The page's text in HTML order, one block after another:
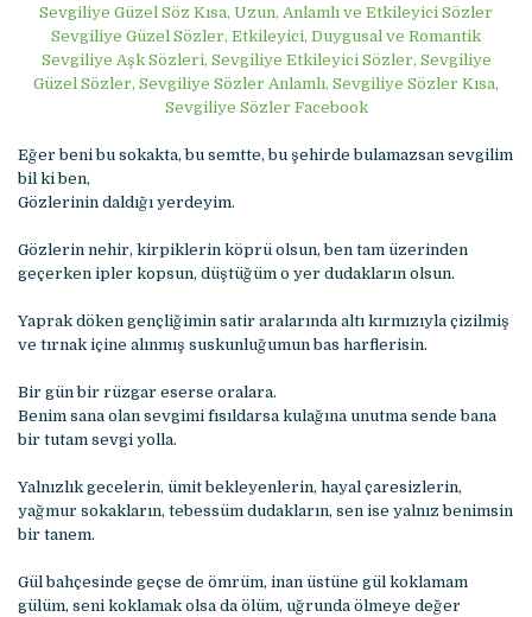
Sevgiliye Güzel Söz Kısa, Uzun, Anlamlı ve Etkileyici Sözler
Sevgiliye Güzel Sözler, Etkileyici, Duygusal ve Romantik
Sevgiliye Aşk Sözleri, Sevgiliye Etkileyici Sözler, Sevgiliye
Güzel Sözler, Sevgiliye Sözler Anlamlı, Sevgiliye Sözler Kısa,
Sevgiliye Sözler Facebook
Eğer beni bu sokakta, bu semtte, bu şehirde bulamazsan sevgilim
bil ki ben,
Gözlerinin daldığı yerdeyim.
Gözlerin nehir, kirpiklerin köprü olsun, ben tam üzerinden
geçerken ipler kopsun, düştüğüm o yer dudakların olsun.
Yaprak döken gençliğimin satir aralarında altı kırmızıyla çizilmiş
ve tırnak içine alınmış suskunluğumun bas harflerisin.
Bir gün bir rüzgar eserse oralara.
Benim sana olan sevgimi fısıldarsa kulağına unutma sende bana
bir tutam sevgi yolla.
Yalnızlık gecelerin, ümit bekleyenlerin, hayal çaresizlerin,
yağmur sokakların, tebessüm dudakların, sen ise yalnız benimsin
bir tanem.
Gül bahçesinde geçse de ömrüm, inan üstüne gül koklamam
gülüm, seni koklamak olsa da ölüm, uğrunda ölmeye değer